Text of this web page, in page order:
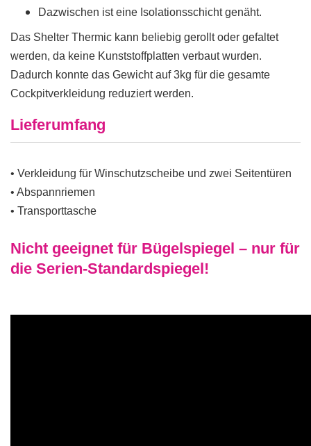
Dazwischen ist eine Isolationsschicht genäht.
Das Shelter Thermic kann beliebig gerollt oder gefaltet
werden, da keine Kunststoffplatten verbaut wurden.
Dadurch konnte das Gewicht auf 3kg für die gesamte
Cockpitverkleidung reduziert werden.
Lieferumfang
• Verkleidung für Winschutzscheibe und zwei Seitentüren
• Abspannriemen
• Transporttasche
Nicht geeignet für Bügelspiegel – nur für
die Serien-Standardspiegel!